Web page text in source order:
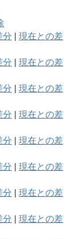
分 | 現在との差
分 | 現在との差
分 | 現在との差
分 | 現在との差
分 | 現在との差
分 | 現在との差
分 | 現在との差
分 | 現在との差